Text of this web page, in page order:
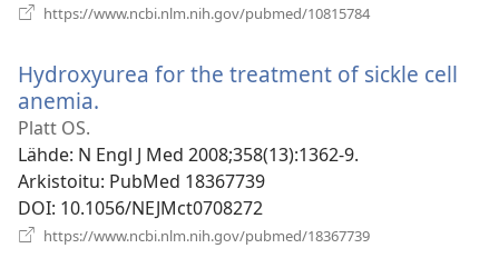
https://www.ncbi.nlm.nih.gov/pubmed/10815784
Hydroxyurea for the treatment of sickle cell
anemia.
ikkunan)
Platt OS.
Lähde‎: N Engl J Med 2008;358(13):1362-9.
Arkistoitu‎: PubMed 18367739
DOI‎: 10.1056/NEJMct0708272
https://www.ncbi.nlm.nih.gov/pubmed/18367739